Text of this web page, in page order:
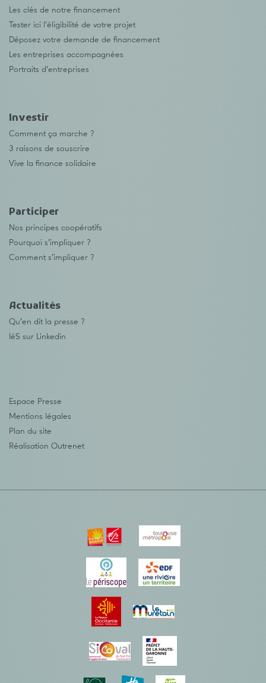
Les clés de notre financement
Tester ici l’éligibilité de votre projet
Déposez votre demande de financement
Les entreprises accompagnées
Portraits d’entreprises
Investir
Comment ça marche ?
3 raisons de souscrire
Vive la finance solidaire
Participer
Nos principes coopératifs
Pourquoi s’impliquer ?
Comment s’impliquer ?
Actualités
Qu’en dit la presse ?
IéS sur Linkedin
Espace Presse
Mentions légales
Plan du site
Réalisation Outrenet